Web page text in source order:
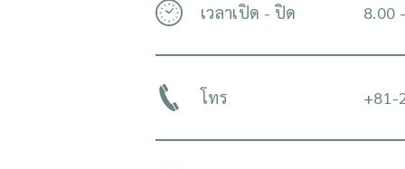
เวลาเปิด - ปิด 8.00
โทร +81-